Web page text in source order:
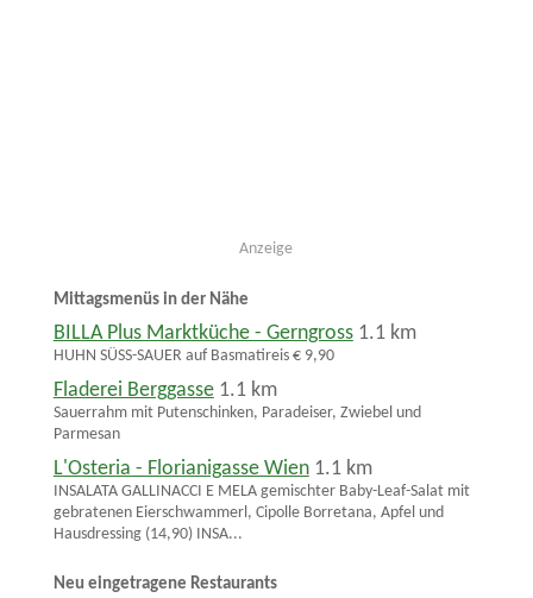
Anzeige
Mittagsmenüs in der Nähe
BILLA Plus Marktküche - Gerngross 1.1 km
HUHN SÜSS-SAUER auf Basmatireis € 9,90
Fladerei Berggasse 1.1 km
Sauerrahm mit Putenschinken, Paradeiser, Zwiebel und
Parmesan
L'Osteria - Florianigasse Wien 1.1 km
INSALATA GALLINACCI E MELA gemischter Baby-Leaf-Salat mit
gebratenen Eierschwammerl, Cipolle Borretana, Apfel und
Hausdressing (14,90) INSA...
Neu eingetragene Restaurants